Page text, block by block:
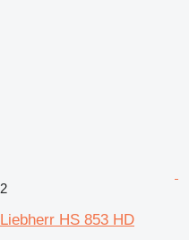
2
Liebherr HS 853 HD